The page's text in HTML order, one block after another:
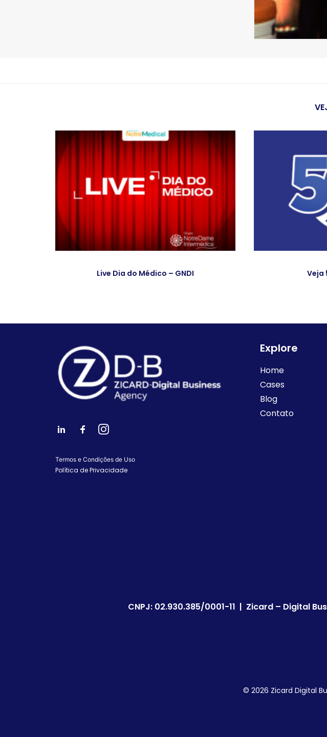
Live Dia do Médico – GNDI Veja
Termos e Condições de Uso
Política de Privacidade
Explore
Home
Cases
Blog
Contato
CNPJ: 02.930.385/0001-11 | Zicard – Digital
© 2026 Zicard Digital